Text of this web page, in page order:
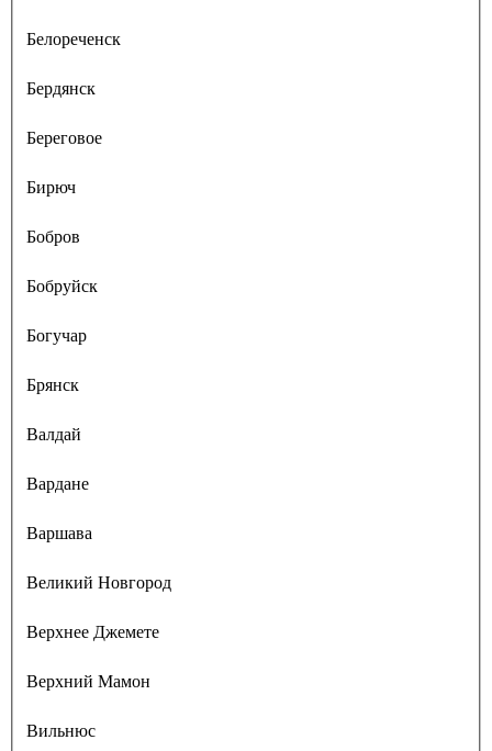
Белореченск
Бердянск
Береговое
Бирюч
Бобров
Бобруйск
Богучар
Брянск
Валдай
Вардане
Варшава
Великий Новгород
Верхнее Джемете
Верхний Мамон
Вильнюс